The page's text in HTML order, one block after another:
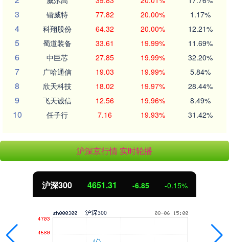
3 锴威特 77.82 20.00% 1.17%
4 科翔股份 64.32 20.00% 12.21%
5 蜀道装备 33.61 19.99% 11.69%
6 中巨芯 27.85 19.99% 32.20%
7 广哈通信 19.03 19.99% 5.84%
8 欣天科技 18.02 19.97% 28.44%
9 飞天诚信 12.56 19.96% 8.49%
10 任子行 7.16 19.93% 31.42%
沪深京行情 实时轮播
沪深300 4651.31 -6.85 -0.15%